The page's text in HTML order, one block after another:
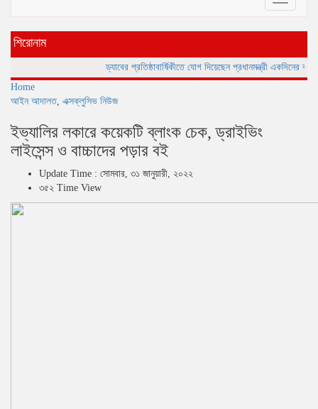
শিরোনাম
ড্যাবের প্রতিষ্ঠাবার্ষিকীতে যোগ দিয়েছেন প্রধানমন্ত্রী একদিনের ব্যবধানে
Home
আইন আদালত, এক্সক্লুসিভ নিউজ
ইভ্যালির লকারে কয়েকটি ব্লাংক চেক, ড্রাইভিং
লাইসেন্স ও বাচ্চাদের পড়ার বই
Update Time : সোমবার, ৩১ জানুয়ারী, ২০২২
৩৫২ Time View